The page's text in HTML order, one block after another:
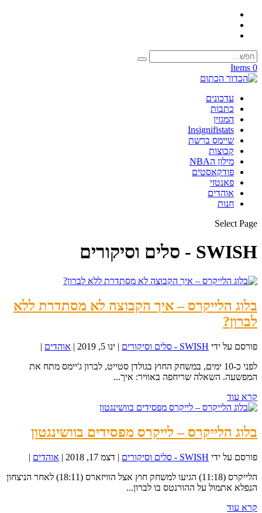
0 Items
עדכונים
כתבות
המגזין
Insignifistats
שיימס ברשת
קבוצות
מילון הNBA
פודקאסטים
פאנטזי
אוהדים
חנות
Select Page
SWISH - סלים וסיקורים
בלוג הלייקרס – איך הקבוצה לא מסתדרת ללא
לברון?
פורסם על ידי SWISH - סלים וסיקורים | ינו 5, 2019 | אוהדים |
לפני כ-10 ימים, במשחק החוץ בגולדן סטייט, לברון ג'יימס מתח את
המפשעה. השאלה שריחפה באוויר: איך...
קרא עוד
בלוג הלייקרס – לייקרס מפסידים בוושינגטון
פורסם על ידי SWISH - סלים וסיקורים | דצמ 17, 2018 | אוהדים |
הלייקרס (11:18) הגיעו למשחק חוץ אצל הוויזארס (18:11) לאחר הניצחון
הנפלא אתמול על ההורנטס בו לברון...
קרא עוד